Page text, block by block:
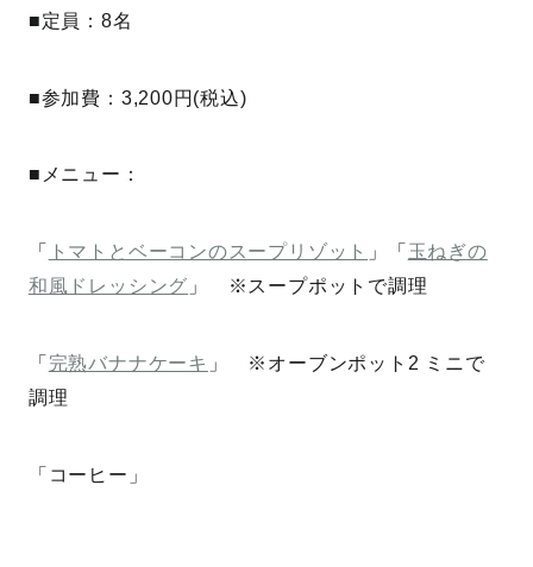
■定員：8名
■参加費：3,200円(税込)
■メニュー：
「 トマトとベーコンのスープリゾット 」「 玉ねぎの
和風ドレッシング 」 ※スープポットで調理
「 完熟バナナケーキ 」 ※オーブンポット2 ミニで
調理
「コーヒー」